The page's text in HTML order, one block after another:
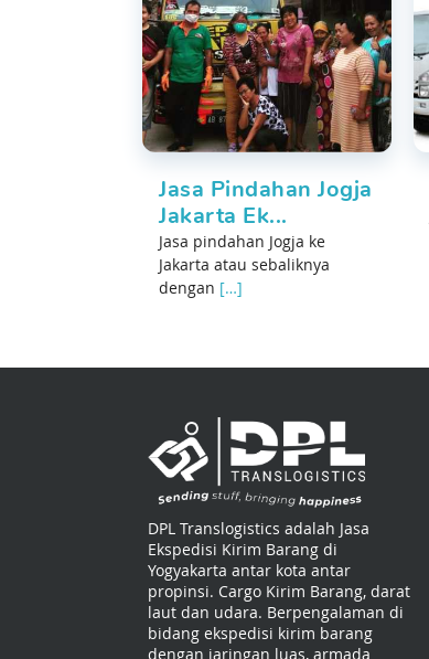
Jasa Pindahan Jogja
Jakarta Ek...
Jasa pindahan Jogja ke
Jakarta atau sebaliknya
dengan […]
DPL Translogistics adalah Jasa
Ekspedisi Kirim Barang di
Yogyakarta antar kota antar
propinsi. Cargo Kirim Barang, darat
laut dan udara. Berpengalaman di
bidang ekspedisi kirim barang
dengan jaringan luas, armada